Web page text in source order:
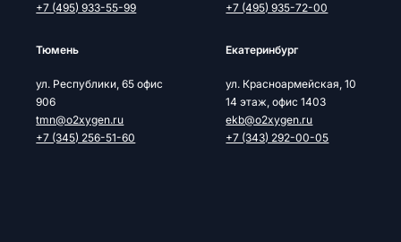
+7 (495) 933-55-99
+7 (495) 935-72-00
Тюмень
ул. Республики, 65 офис
906
tmn@o2xygen.ru
+7 (345) 256-51-60
Екатеринбург
ул. Красноармейская, 10
14 этаж, офис 1403
ekb@o2xygen.ru
+7 (343) 292-00-05